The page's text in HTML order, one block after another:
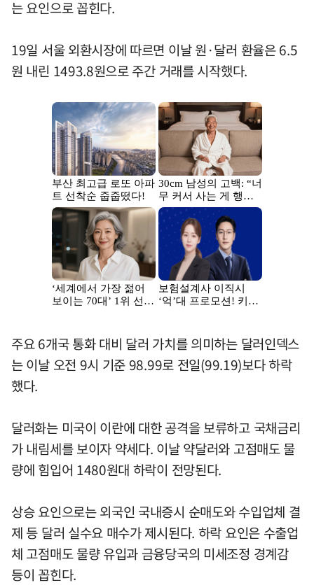
는 요인으로 꼽힌다.
19일 서울 외환시장에 따르면 이날 원·달러 환율은 6.5
원 내린 1493.8원으로 주간 거래를 시작했다.
주요 6개국 통화 대비 달러 가치를 의미하는 달러인덱스
는 이날 오전 9시 기준 98.99로 전일(99.19)보다 하락
했다.
달러화는 미국이 이란에 대한 공격을 보류하고 국채금리
가 내림세를 보이자 약세다. 이날 약달러와 고점매도 물
량에 힘입어 1480원대 하락이 전망된다.
상승 요인으로는 외국인 국내증시 순매도와 수입업체 결
제 등 달러 실수요 매수가 제시된다. 하락 요인은 수출업
체 고점매도 물량 유입과 금융당국의 미세조정 경계감
등이 꼽힌다.